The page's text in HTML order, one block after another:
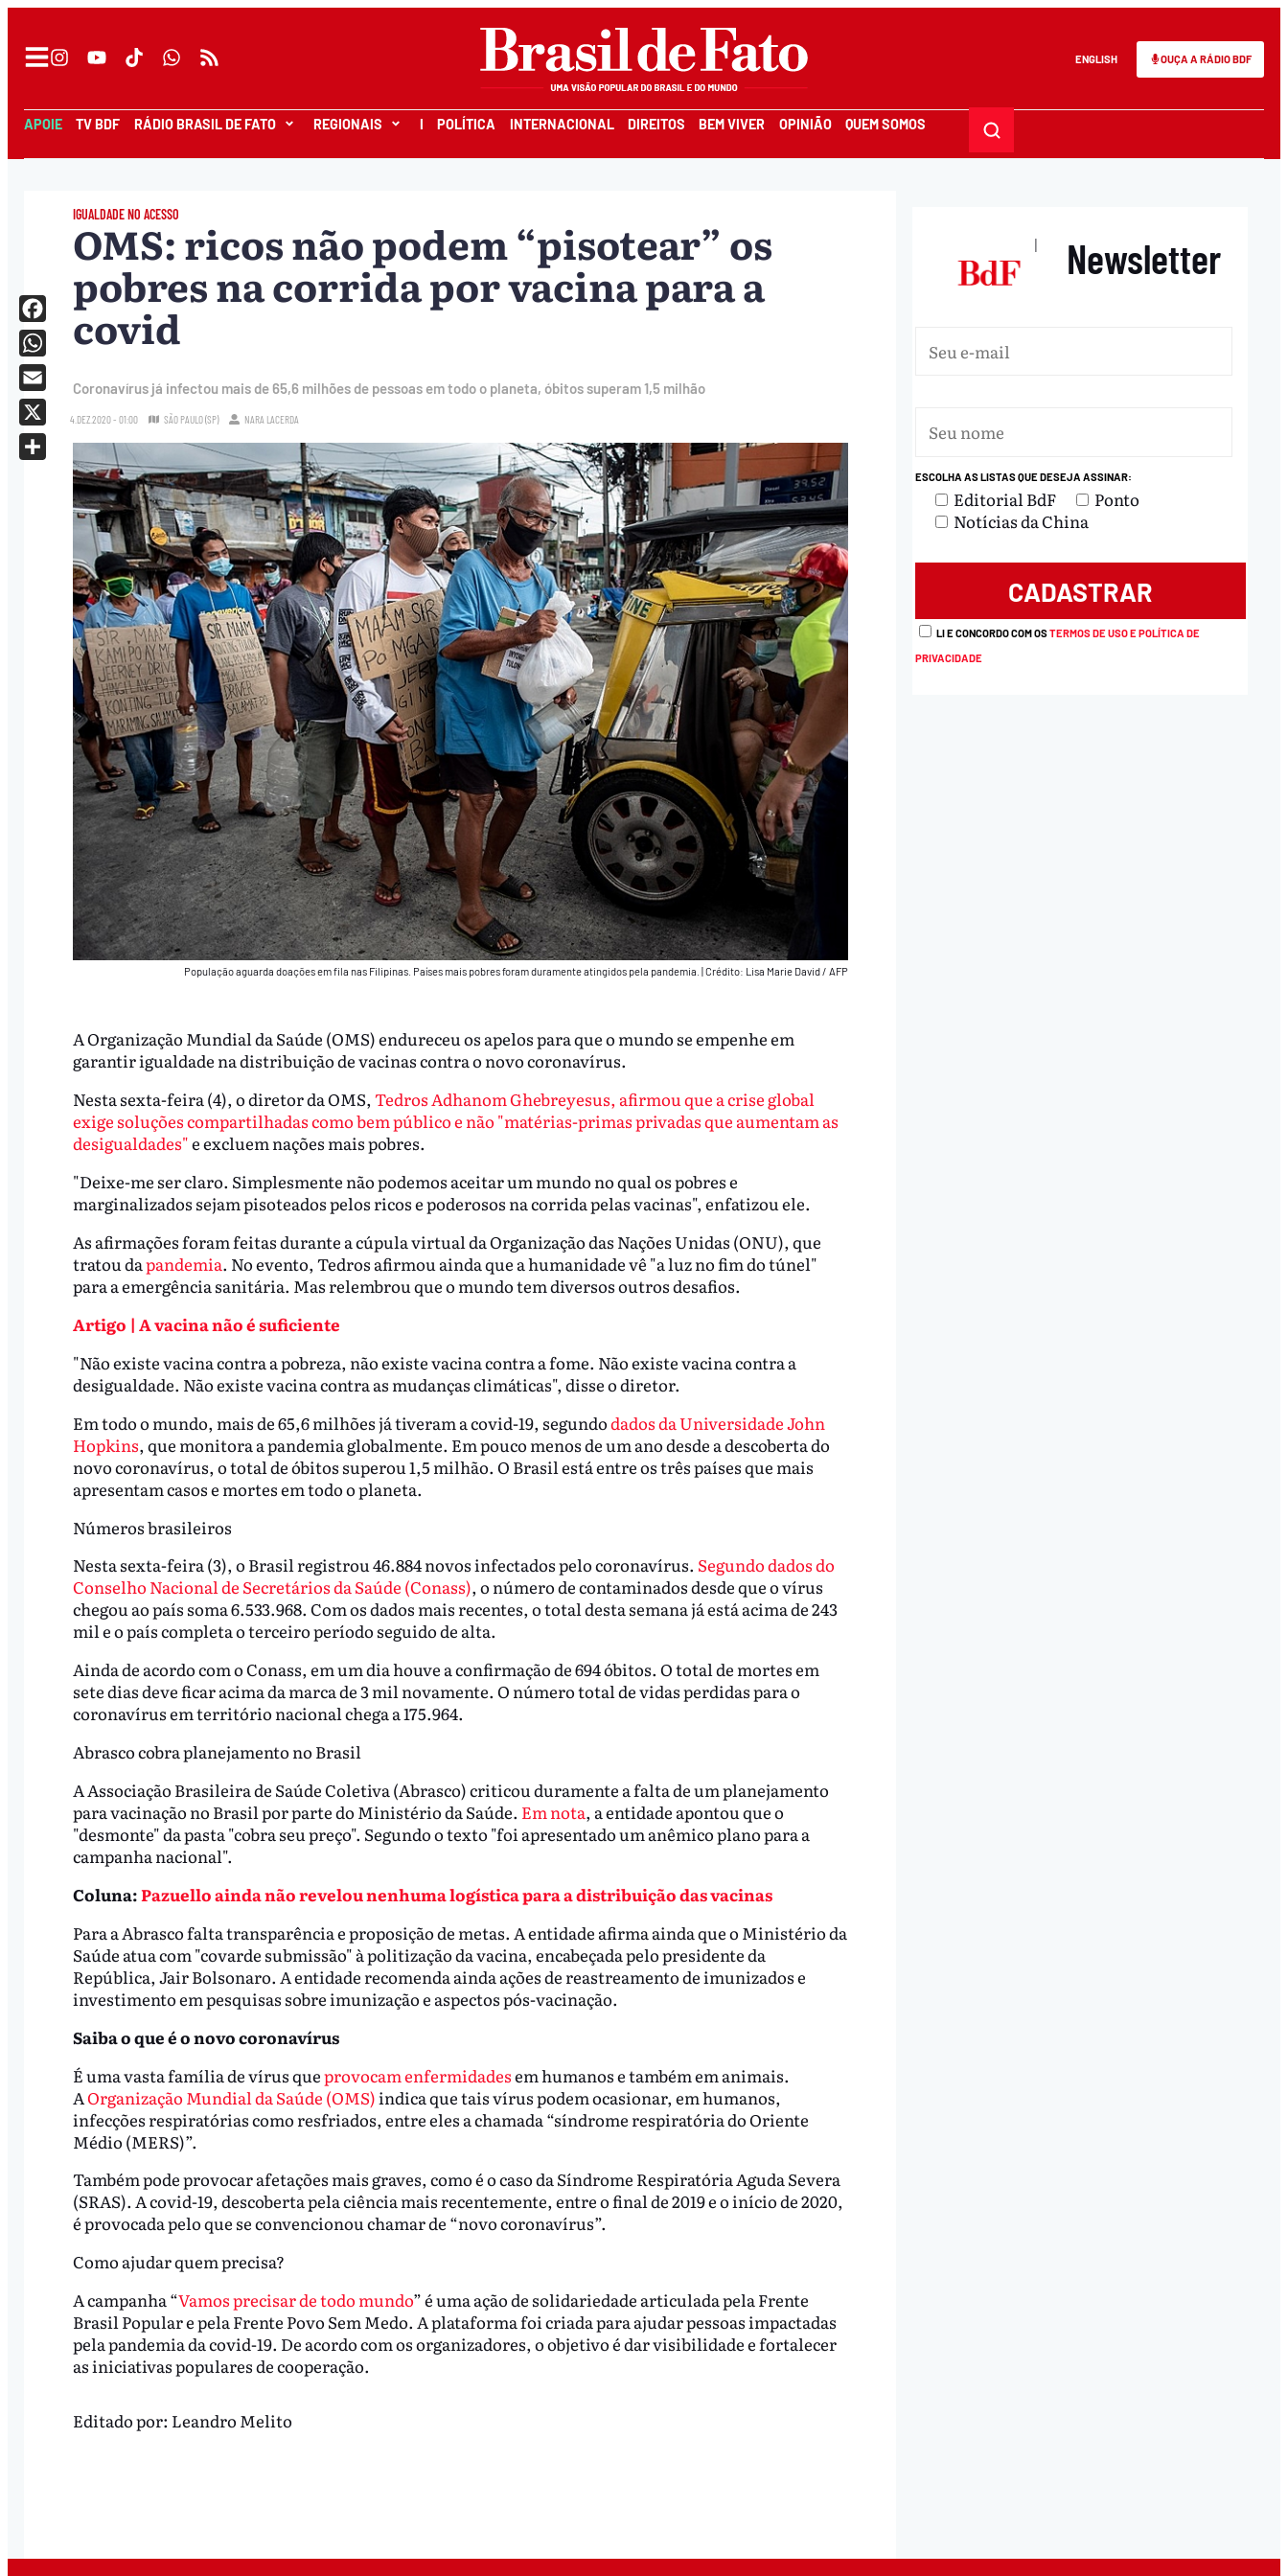
ENGLISH OUÇA A RÁDIO BDF
APOIE TV BDF RÁDIO BRASIL DE FATO REGIONAIS I POLÍTICA INTERNACIONAL DIREITOS BEM VIVER OPINIÃO QUEM SOMOS
IGUALDADE NO ACESSO
OMS: ricos não podem “pisotear” os
pobres na corrida por vacina para a
covid
Coronavírus já infectou mais de 65,6 milhões de pessoas em todo o planeta, óbitos superam 1,5 milhão
4.DEZ.2020 - 01:00 SÃO PAULO (SP) NARA LACERDA
População aguarda doações em fila nas Filipinas. Países mais pobres foram duramente atingidos pela pandemia. |Crédito: Lisa Marie David / AFP
A Organização Mundial da Saúde (OMS) endureceu os apelos para que o mundo se empenhe em
garantir igualdade na distribuição de vacinas contra o novo coronavírus.
Nesta sexta-feira (4), o diretor da OMS, Tedros Adhanom Ghebreyesus, afirmou que a crise global
exige soluções compartilhadas como bem público e não "matérias-primas privadas que aumentam as
desigualdades"e excluem nações mais pobres.
"Deixe-me ser claro. Simplesmente não podemos aceitar um mundo no qual os pobres e
marginalizados sejam pisoteados pelos ricos e poderosos na corrida pelas vacinas", enfatizou ele.
As afirmações foram feitas durante a cúpula virtual da Organização das Nações Unidas (ONU), que
tratou dapandemia. No evento, Tedros afirmou ainda que a humanidade vê "a luz no fim do túnel"
para a emergência sanitária. Mas relembrou que o mundo tem diversos outros desafios.
Artigo | A vacina não é suficiente
"Não existe vacina contra a pobreza, não existe vacina contra a fome. Não existe vacina contra a
desigualdade. Não existe vacina contra as mudanças climáticas", disse o diretor.
Em todo o mundo, mais de 65,6 milhões já tiveram a covid-19, segundodados da Universidade John
Hopkins, que monitora a pandemia globalmente. Em pouco menos de um ano desde a descoberta do
novo coronavírus, o total de óbitos superou 1,5 milhão. O Brasil está entre os três países que mais
apresentam casos e mortes em todo o planeta.
Números brasileiros
Nesta sexta-feira (3), o Brasil registrou 46.884 novos infectados pelo coronavírus. Segundo dados do
Conselho Nacional de Secretários da Saúde (Conass), o número de contaminados desde que o vírus
chegou ao país soma 6.533.968. Com os dados mais recentes, o total desta semana já está acima de 243
mil e o país completa o terceiro período seguido de alta.
Ainda de acordo com o Conass, em um dia houve a confirmação de 694 óbitos. O total de mortes em
sete dias deve ficar acima da marca de 3 mil novamente. O número total de vidas perdidas para o
coronavírus em território nacional chega a 175.964.
Abrasco cobra planejamento no Brasil
A Associação Brasileira de Saúde Coletiva (Abrasco) criticou duramente a falta de um planejamento
para vacinação no Brasil por parte do Ministério da Saúde. Em nota, a entidade apontou que o
"desmonte" da pasta "cobra seu preço". Segundo o texto "foi apresentado um anêmico plano para a
campanha nacional".
Coluna:Pazuello ainda não revelou nenhuma logística para a distribuição das vacinas
Para a Abrasco falta transparência e proposição de metas. A entidade afirma ainda que o Ministério da
Saúde atua com "covarde submissão" à politização da vacina, encabeçada pelo presidente da
República, Jair Bolsonaro. A entidade recomenda ainda ações de reastreamento de imunizados e
investimento em pesquisas sobre imunização e aspectos pós-vacinação.
Saiba o que é o novo coronavírus
É uma vasta família de vírus queprovocam enfermidadesem humanos e também em animais.
AOrganização Mundial da Saúde (OMS) indica que tais vírus podem ocasionar, em humanos,
infecções respiratórias como resfriados, entre eles a chamada “síndrome respiratória do Oriente
Médio (MERS)”.
Também pode provocar afetações mais graves, como é o caso da Síndrome Respiratória Aguda Severa
(SRAS). A covid-19, descoberta pela ciência mais recentemente, entre o final de 2019 e o início de 2020,
é provocada pelo que se convencionou chamar de “novo coronavírus”.
Como ajudar quem precisa?
A campanha “Vamos precisar de todo mundo” é uma ação de solidariedade articulada pela Frente
Brasil Popular e pela Frente Povo Sem Medo. A plataforma foi criada para ajudar pessoas impactadas
pela pandemia da covid-19. De acordo com os organizadores, o objetivo é dar visibilidade e fortalecer
as iniciativas populares de cooperação.
Facebook
WhatsApp
Email
X
Editado por: Leandro Melito
| Newsletter
ESCOLHA AS LISTAS QUE DESEJA ASSINAR:
Editorial BdF
Ponto
Notícias da China
LI E CONCORDO COM OSTERMOS DE USO E POLÍTICA DE
PRIVACIDADE